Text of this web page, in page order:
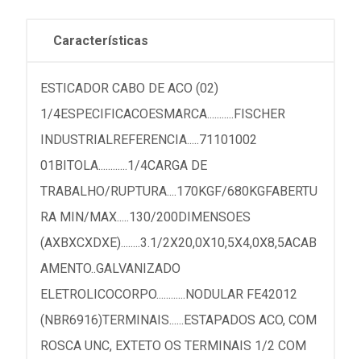
Características
ESTICADOR CABO DE ACO (02)
1/4ESPECIFICACOESMARCA...........FISCHER
INDUSTRIALREFERENCIA.....71101002
01BITOLA............1/4CARGA DE
TRABALHO/RUPTURA....170KGF/680KGFABERTU
RA MIN/MAX.....130/200DIMENSOES
(AXBXCXDXE)........3.1/2X20,0X10,5X4,0X8,5ACAB
AMENTO..GALVANIZADO
ELETROLICOCORPO............NODULAR FE42012
(NBR6916)TERMINAIS......ESTAPADOS ACO, COM
ROSCA UNC, EXTETO OS TERMINAIS 1/2 COM